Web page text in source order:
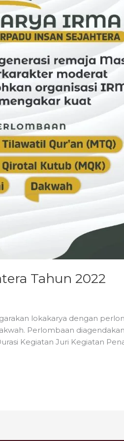
Tahun 2022
lokakarya dengan
Perlombaan
Kegiatan Juri Kegiatan